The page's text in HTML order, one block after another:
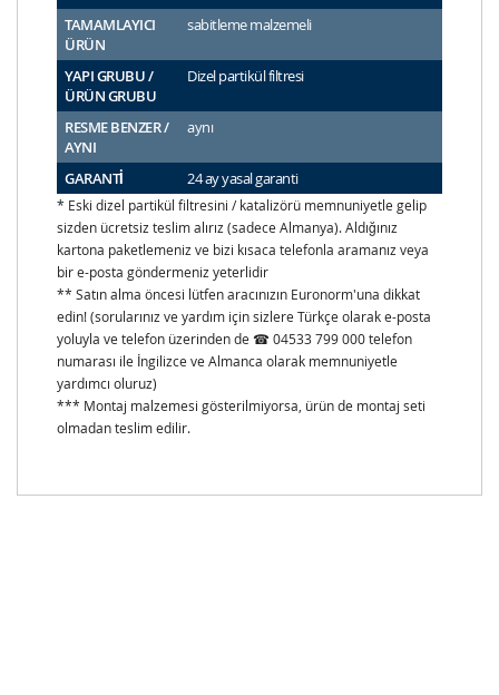
TAMAMLAYICI
ÜRÜN
sabitleme malzemeli
YAPI GRUBU /
ÜRÜN GRUBU
Dizel partikül filtresi
RESME BENZER /
AYNI
aynı
GARANTİ 24 ay yasal garanti
* Eski dizel partikül filtresini / katalizörü memnuniyetle gelip
sizden ücretsiz teslim alırız (sadece Almanya). Aldığınız
kartona paketlemeniz ve bizi kısaca telefonla aramanız veya
bir e-posta göndermeniz yeterlidir
** Satın alma öncesi lütfen aracınızın Euronorm'una dikkat
edin! (sorularınız ve yardım için sizlere Türkçe olarak e-posta
yoluyla ve telefon üzerinden de ☎ 04533 799 000 telefon
numarası ile İngilizce ve Almanca olarak memnuniyetle
yardımcı oluruz)
*** Montaj malzemesi gösterilmiyorsa, ürün de montaj seti
olmadan teslim edilir.